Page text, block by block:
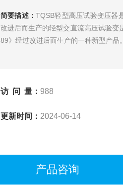
简要描述：TQSB轻型高压试验变压器
改进后而生产的轻型交直流高压试验
89》经过改进后而生产的一种新型产品。
访 问 量： 988
更新时间： 2024-06-14
产品咨询